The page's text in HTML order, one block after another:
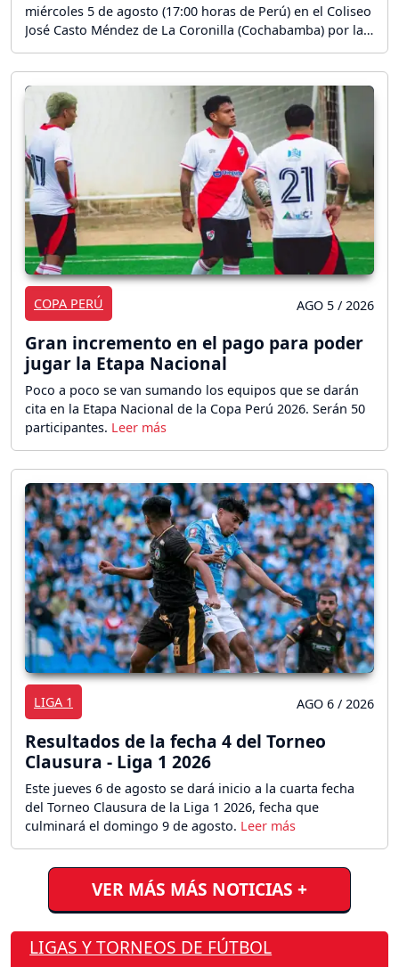
miércoles 5 de agosto (17:00 horas de Perú) en el Coliseo
José Casto Méndez de La Coronilla (Cochabamba) por la
Copa Sudamericana de Voleibol Masculino. ¡Sigue aquí la
reacción en vivo del partido!
COPA PERÚ AGO 5 / 2026
Gran incremento en el pago para poder
jugar la Etapa Nacional
Poco a poco se van sumando los equipos que se darán
cita en la Etapa Nacional de la Copa Perú 2026. Serán 50
participantes.
LIGA 1 AGO 6 / 2026
Resultados de la fecha 4 del Torneo
Clausura - Liga 1 2026
Este jueves 6 de agosto se dará inicio a la cuarta fecha
del Torneo Clausura de la Liga 1 2026, fecha que
culminará el domingo 9 de agosto.
VER MÁS MÁS NOTICIAS +
LIGAS Y TORNEOS DE FÚTBOL